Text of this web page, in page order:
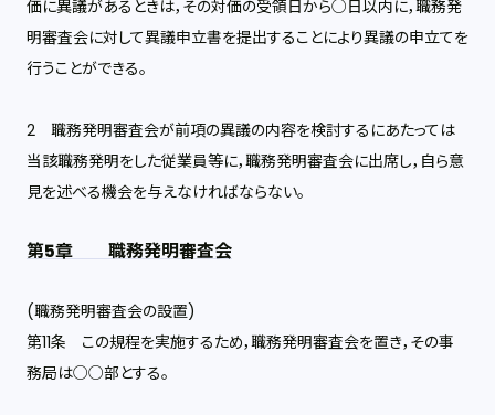
価に異議があるときは，その対価の受領日から○日以内に，職務発
明審査会に対して異議申立書を提出することにより異議の申立てを
行うことができる。
2 職務発明審査会が前項の異議の内容を検討するにあたっては
当該職務発明をした従業員等に，職務発明審査会に出席し，自ら意
見を述べる機会を与えなければならない。
第5章 職務発明審査会
(職務発明審査会の設置)
第11条 この規程を実施するため，職務発明審査会を置き，その事
務局は○○部とする。